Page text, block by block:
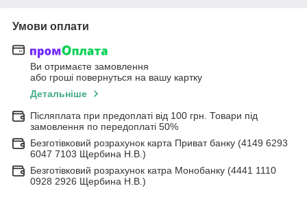
Умови оплати
Ви отримаєте замовлення
або гроші повернуться на вашу картку
Детальніше
Післяплата при предоплаті від 100 грн. Товари під
замовлення по передоплаті 50%
Безготівковий розрахунок карта Приват банку (4149 6293
6047 7103 Щербина Н.В.)
Безготівковий розрахунок катра Монобанку (4441 1110
0928 2926 Щербина Н.В.)